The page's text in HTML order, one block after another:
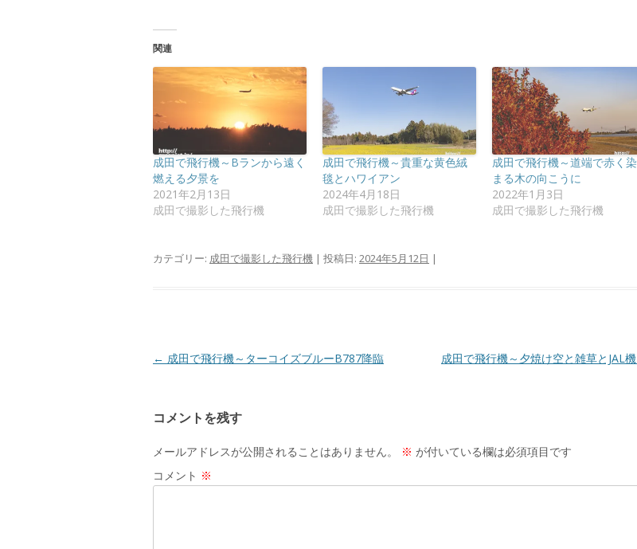
て
i
t
r
共
(
新
し
い
ウ
ィ
ン
ド
開
き
で
有
す
は
ッ
ク
し
て
く
だ
さ
し
き
ま
関連
成田で飛行機～Bランから遠く
燃える夕景を
2021年2月13日
成田で撮影した飛行機
成田で飛行機～貴重な黄色絨
毯とハワイアン
2024年4月18日
成田で撮影した飛行機
成田で飛行機～道端で赤く染
まる木の向こうに
2022年1月3日
成田で撮影した飛行機
カテゴリー: 成田で撮影した飛行機 | 投稿日: 2024年5月12日 |
投
ビ
ゲ
ー
← 成田で飛行機～ターコイズブルーB787降臨 成田で飛行機～夕焼け空と雑草とJAL機
コメントを残す
メールアドレスが公開されることはありません。 ※ が付いている欄は必須項目です
コメント ※